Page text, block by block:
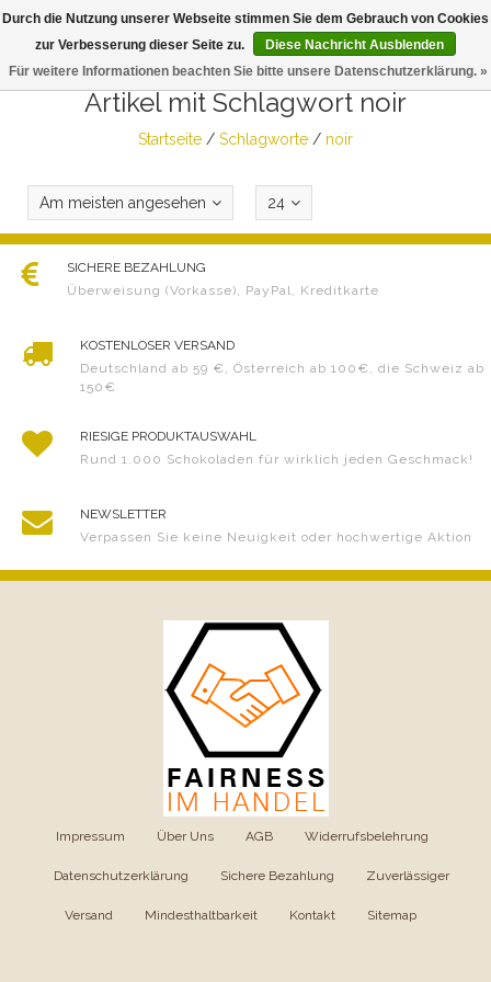
Artikel mit Schlagwort noir
Startseite / Schlagworte / noir
Am meisten angesehen 24
SICHERE BEZAHLUNG
Überweisung (Vorkasse), PayPal, Kreditkarte
KOSTENLOSER VERSAND
Deutschland ab 59 €, Österreich ab 100€, die Schweiz ab
150€
RIESIGE PRODUKTAUSWAHL
Rund 1.000 Schokoladen für wirklich jeden Geschmack!
NEWSLETTER
Verpassen Sie keine Neuigkeit oder hochwertige Aktion
Impressum Über Uns AGB Widerrufsbelehrung
Datenschutzerklärung Sichere Bezahlung Zuverlässiger
Versand Mindesthaltbarkeit Kontakt Sitemap
Durch die Nutzung unserer Webseite stimmen Sie dem Gebrauch von Cookies
zur Verbesserung dieser Seite zu.
Diese Nachricht Ausblenden
Für weitere Informationen beachten Sie bitte unsere Datenschutzerklärung. »